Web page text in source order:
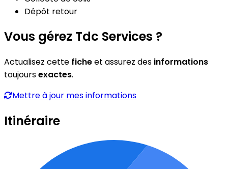
Dépôt retour
Vous gérez Tdc Services ?
Actualisez cette ficheet assurez des informations
toujoursexactes.
Mettre à jour mes informations
Itinéraire